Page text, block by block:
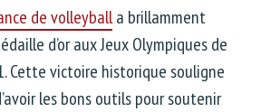
de volleyballa brillamment
d’or aux Jeux Olympiques de
Cette victoire historique souligne
les bons outils pour soutenir